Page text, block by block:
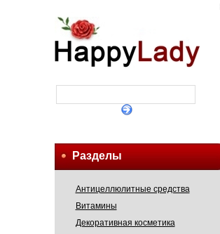
Разделы
Антицеллюлитные средства
Витамины
Декоративная косметика